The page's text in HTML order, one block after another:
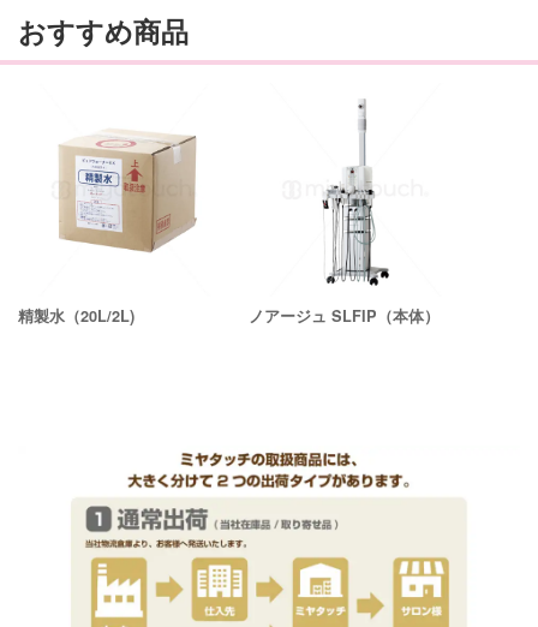
おすすめ商品
精製水（20L/2L) ノアージュ SLFIP（本体）